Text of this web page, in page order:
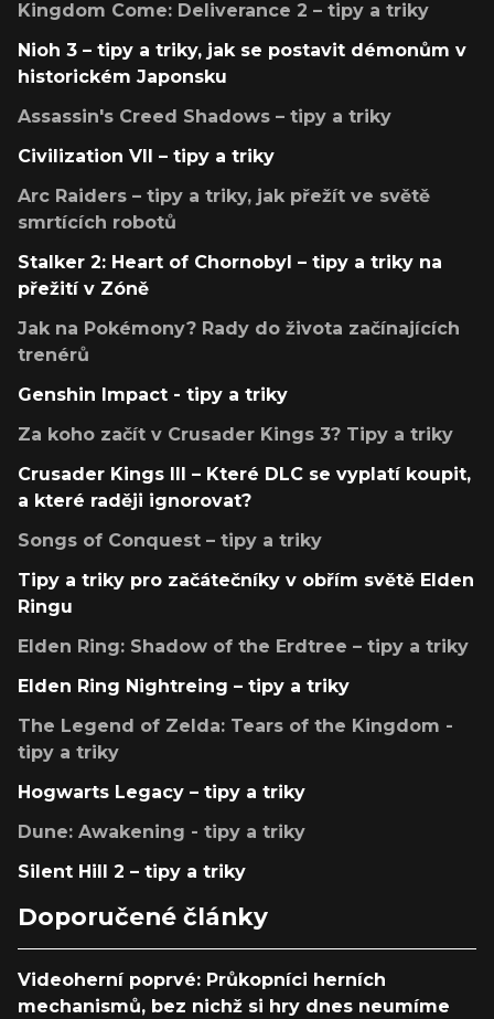
Kingdom Come: Deliverance 2 – tipy a triky
Nioh 3 – tipy a triky, jak se postavit démonům v
historickém Japonsku
Assassin's Creed Shadows – tipy a triky
Civilization VII – tipy a triky
Arc Raiders – tipy a triky, jak přežít ve světě
smrtících robotů
Stalker 2: Heart of Chornobyl – tipy a triky na
přežití v Zóně
Jak na Pokémony? Rady do života začínajících
trenérů
Genshin Impact - tipy a triky
Za koho začít v Crusader Kings 3? Tipy a triky
Crusader Kings III – Které DLC se vyplatí koupit,
a které raději ignorovat?
Songs of Conquest – tipy a triky
Tipy a triky pro začátečníky v obřím světě Elden
Ringu
Elden Ring: Shadow of the Erdtree – tipy a triky
Elden Ring Nightreing – tipy a triky
The Legend of Zelda: Tears of the Kingdom -
tipy a triky
Hogwarts Legacy – tipy a triky
Dune: Awakening - tipy a triky
Silent Hill 2 – tipy a triky
Doporučené články
Videoherní poprvé: Průkopníci herních
mechanismů, bez nichž si hry dnes neumíme